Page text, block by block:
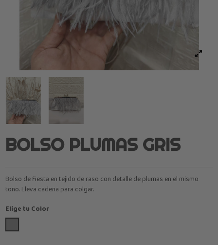
BOLSO PLUMAS GRIS
Bolso de fiesta en tejido de raso con detalle de plumas en el mismo
tono. Lleva cadena para colgar.
Elige tu Color